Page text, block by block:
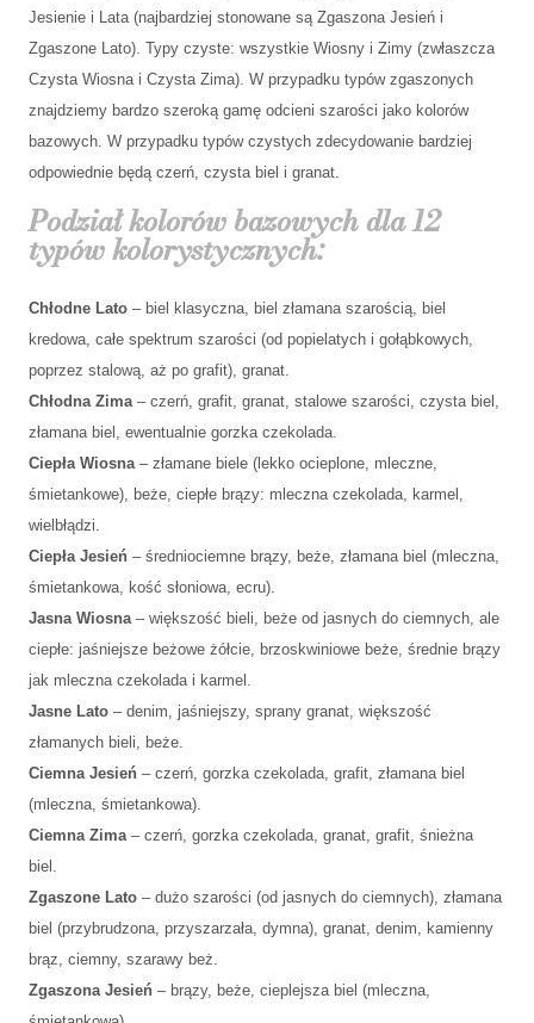
Jesienie i Lata (najbardziej stonowane są Zgaszona Jesień i
Zgaszone Lato). Typy czyste: wszystkie Wiosny i Zimy (zwłaszcza
Czysta Wiosna i Czysta Zima). W przypadku typów zgaszonych
znajdziemy bardzo szeroką gamę odcieni szarości jako kolorów
bazowych. W przypadku typów czystych zdecydowanie bardziej
odpowiednie będą czerń, czysta biel i granat.
Podział kolorów bazowychdla 12
typów kolorystycznych:
Chłodne Lato – biel klasyczna, biel złamana szarością, biel
kredowa, całe spektrum szarości (od popielatych i gołąbkowych,
poprzez stalową, aż po grafit), granat.
Chłodna Zima– czerń, grafit, granat, stalowe szarości, czysta biel,
złamana biel, ewentualnie gorzka czekolada.
Ciepła Wiosna– złamane biele (lekko ocieplone, mleczne,
śmietankowe), beże, ciepłe brązy: mleczna czekolada, karmel,
wielbłądzi.
Ciepła Jesień – średniociemne brązy, beże, złamana biel (mleczna,
śmietankowa, kość słoniowa, ecru).
Jasna Wiosna– większość bieli, beże od jasnych do ciemnych, ale
ciepłe: jaśniejsze beżowe żółcie, brzoskwiniowe beże, średnie brązy
jak mleczna czekolada i karmel.
Jasne Lato – denim, jaśniejszy, sprany granat, większość
złamanych bieli, beże.
Ciemna Jesień – czerń, gorzka czekolada, grafit, złamana biel
(mleczna, śmietankowa).
Ciemna Zima– czerń, gorzka czekolada, granat, grafit, śnieżna
biel.
Zgaszone Lato – dużo szarości (od jasnych do ciemnych), złamana
biel (przybrudzona, przyszarzała, dymna), granat, denim, kamienny
brąz, ciemny, szarawy beż.
Zgaszona Jesień – brązy, beże, cieplejsza biel (mleczna,